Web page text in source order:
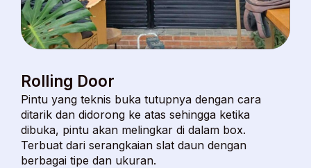
Rolling Door
Pintu yang teknis buka tutupnya dengan cara
ditarik dan didorong ke atas sehingga ketika
dibuka, pintu akan melingkar di dalam box.
Terbuat dari serangkaian slat daun dengan
berbagai tipe dan ukuran.